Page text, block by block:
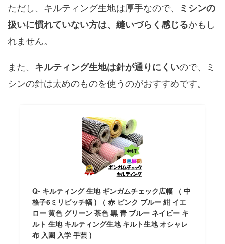
ただし、キルティング生地は厚手なので、
ミシンの
扱いに慣れていない方は、縫いづらく感じるかもし
れません。
また、 キルティング生地は針が通りにくいので、ミ
シンの針は太めのものを使うのがおすすめです。
Q- キルティング 生地 ギンガムチェック広幅 （ 中
格子6ミリピッチ幅 ) （ 赤 ピンク ブルー 紺 イエ
ロー 黄色 グリーン 茶色 黒 青 ブルー ネイビー キ
ルト 生地 キルティング生地 キルト生地 オシャレ
布 入園 入学 手芸 )